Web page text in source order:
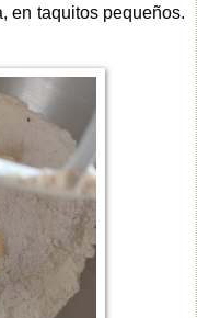
en taquitos pequeños.